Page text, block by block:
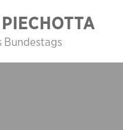
Bundestags